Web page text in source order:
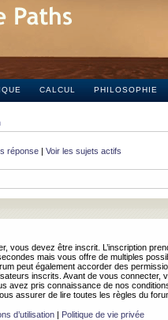
CALCUL PHILOSOPHIE
réponse | Voir les sujets actifs
vous devez être inscrit. L’inscription
mais vous offre de multiples
peut également accorder des
inscrits. Avant de vous connecter,
avez pris connaissance de nos
assurer de lire toutes les règles du
d’utilisation| Politique de vie privée